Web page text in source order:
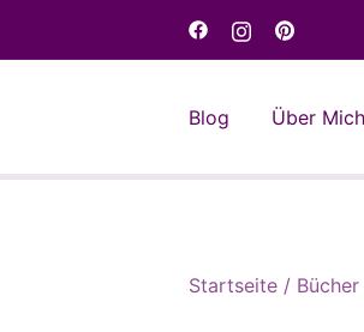
Blog Über Mich
Startseite /